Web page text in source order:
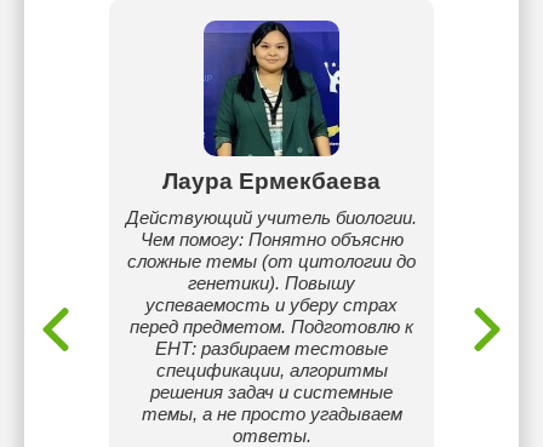
Лаура Ермекбаева
Действующий учитель биологии.
Чем помогу: Понятно объясню
сложные темы (от цитологии до
генетики). Повышу
успеваемость и уберу страх
перед предметом. Подготовлю к
ЕНТ: разбираем тестовые
спецификации, алгоритмы
решения задач и системные
темы, а не просто угадываем
ответы.